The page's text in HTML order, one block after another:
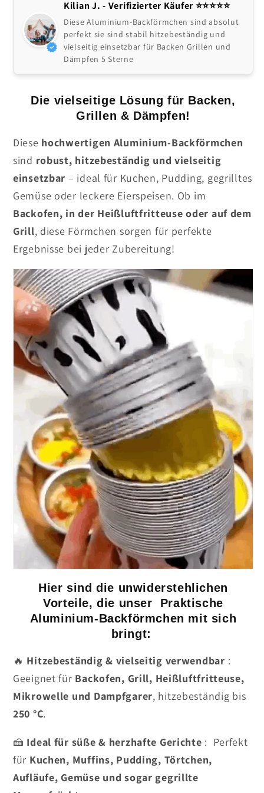
Kilian J. - Verifizierter Käufer ⭐️⭐️⭐️⭐️⭐
Diese Aluminium-Backförmchen sind absolut
perfekt sie sind stabil hitzebeständig und
vielseitig einsetzbar für Backen Grillen und
Dämpfen 5 Sterne
Die vielseitige Lösung für Backen,
Grillen & Dämpfen!
Diese hochwertigen Aluminium-Backförmchen
sind robust, hitzebeständig und vielseitig
einsetzbar – ideal für Kuchen, Pudding, gegrilltes
Gemüse oder leckere Eierspeisen. Ob im
Backofen, in der Heißluftfritteuse oder auf dem
Grill, diese Förmchen sorgen für perfekte
Ergebnisse bei jeder Zubereitung!
Hier sind die unwiderstehlichen
Vorteile, die unser Praktische
Aluminium-Backförmchen mit sich
bringt:
🔥 Hitzebeständig & vielseitig verwendbar :
Geeignet für Backofen, Grill, Heißluftfritteuse,
Mikrowelle und Dampfgarer, hitzebeständig bis
250 °C.
🍰 Ideal für süße & herzhafte Gerichte : Perfekt
für Kuchen, Muffins, Pudding, Törtchen,
Aufläufe, Gemüse und sogar gegrillte